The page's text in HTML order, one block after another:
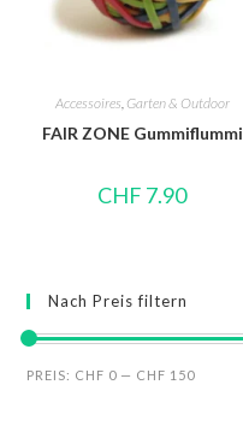
Accessoires, Garten & Outdoor
FAIR ZONE Gummiflummi
CHF 7.90
Nach Preis filtern
PREIS: CHF 0 — CHF 150